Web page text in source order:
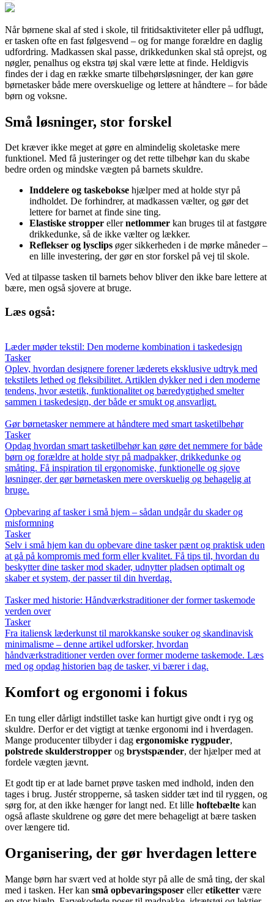
Når børnene skal af sted i skole, til fritidsaktiviteter eller på udflugt,
er tasken ofte en fast følgesvend – og for mange forældre en daglig
udfordring. Madkassen skal passe, drikkedunken skal stå oprejst, og
nøgler, penalhus og ekstra tøj skal være lette at finde. Heldigvis
findes der i dag en række smarte tilbehørsløsninger, der kan gøre
børnetasker både mere overskuelige og lettere at håndtere – for både
børn og voksne.
Små løsninger, stor forskel
Det kræver ikke meget at gøre en almindelig skoletaske mere
funktionel. Med få justeringer og det rette tilbehør kan du skabe
bedre orden og mindske vægten på barnets skuldre.
Inddelere og taskebokse hjælper med at holde styr på
indholdet. De forhindrer, at madkassen vælter, og gør det
lettere for barnet at finde sine ting.
Elastiske stropper ellernetlommer kan bruges til at fastgøre
drikkedunke, så de ikke vælter og lækker.
Reflekser og lysclips øger sikkerheden i de mørke måneder –
en lille investering, der gør en stor forskel på vej til skole.
Ved at tilpasse tasken til barnets behov bliver den ikke bare lettere at
bære, men også sjovere at bruge.
Læs også:
Læder møder tekstil: Den moderne kombination i taskedesign
Tasker
Oplev, hvordan designere forener læderets eksklusive udtryk med
tekstilets lethed og fleksibilitet. Artiklen dykker ned i den moderne
tendens, hvor æstetik, funktionalitet og bæredygtighed smelter
sammen i taskedesign, der både er smukt og ansvarligt.
Gør børnetasker nemmere at håndtere med smart tasketilbehør
Tasker
Opdag hvordan smart tasketilbehør kan gøre det nemmere for både
børn og forældre at holde styr på madpakker, drikkedunke og
småting. Få inspiration til ergonomiske, funktionelle og sjove
løsninger, der gør børnetasken mere overskuelig og behagelig at
bruge.
Opbevaring af tasker i små hjem – sådan undgår du skader og
misformning
Tasker
Selv i små hjem kan du opbevare dine tasker pænt og praktisk uden
at gå på kompromis med form eller kvalitet. Få tips til, hvordan du
beskytter dine tasker mod skader, udnytter pladsen optimalt og
skaber et system, der passer til din hverdag.
Tasker med historie: Håndværkstraditioner der former taskemode
verden over
Tasker
Fra italiensk læderkunst til marokkanske souker og skandinavisk
minimalisme – denne artikel udforsker, hvordan
håndværkstraditioner verden over former moderne taskemode. Læs
med og opdag historien bag de tasker, vi bærer i dag.
Komfort og ergonomi i fokus
En tung eller dårligt indstillet taske kan hurtigt give ondt i ryg og
skuldre. Derfor er det vigtigt at tænke ergonomi ind i hverdagen.
Mange producenter tilbyder i dag ergonomiske rygpuder,
polstrede skulderstropper og brystspænder, der hjælper med at
fordele vægten jævnt.
Et godt tip er at lade barnet prøve tasken med indhold, inden den
tages i brug. Justér stropperne, så tasken sidder tæt ind til ryggen, og
sørg for, at den ikke hænger for langt ned. Et lille hoftebælte kan
også aflaste skuldrene og gøre det mere behageligt at bære tasken
over længere tid.
Organisering, der gør hverdagen lettere
Mange børn har svært ved at holde styr på alle de små ting, der skal
med i tasken. Her kan små opbevaringsposer elleretiketter være